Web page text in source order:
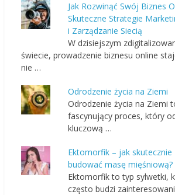
Jak Rozwinąć Swój Biznes
Skuteczne Strategie
i Zarządzanie Siecią
W dzisiejszym
świecie, prowadzenie biznesu online
nie …
Odrodzenie życia na Ziemi
Odrodzenie życia na Ziemi
fascynujący proces, który
kluczową …
Ektomorfik – jak skutecznie
budować masę mięśniową?
Ektomorfik to typ sylwetki,
często budzi